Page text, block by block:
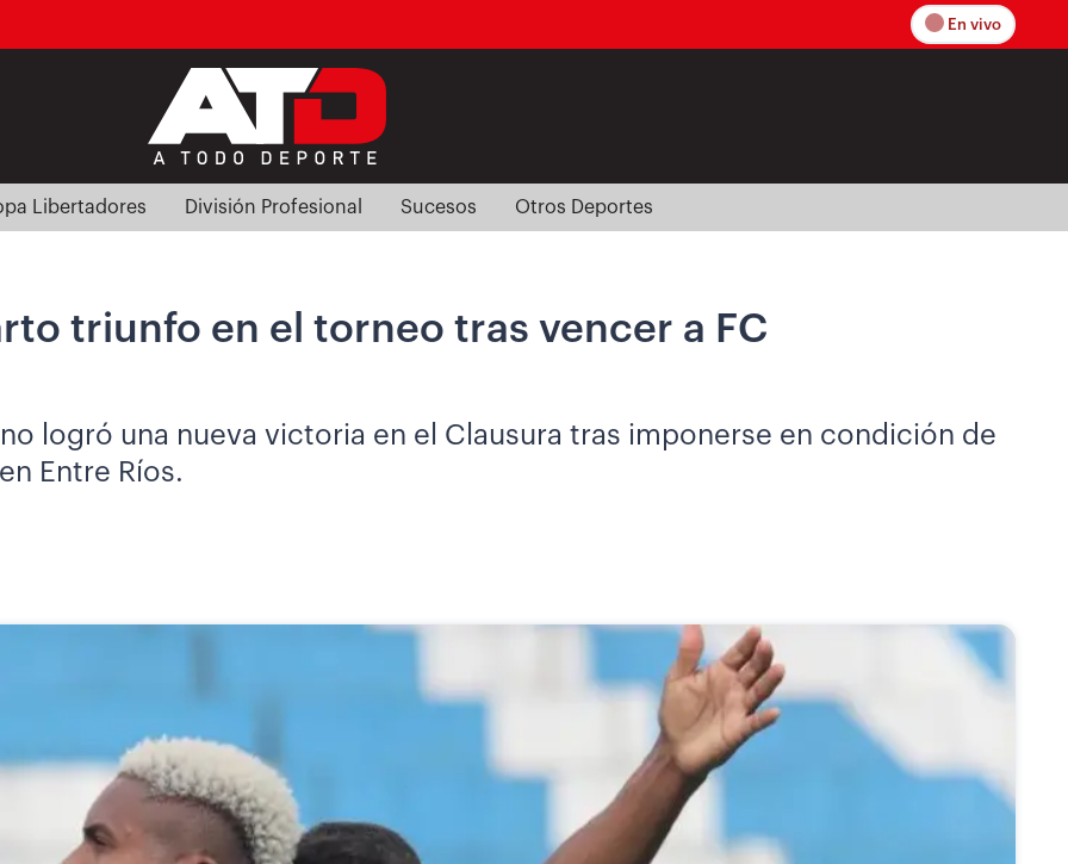
En vivo
Libertadores División Profesional Sucesos Otros Deportes
triunfo en el torneo tras vencer a FC
logró una nueva victoria en el Clausura tras imponerse en condición de
Entre Ríos.